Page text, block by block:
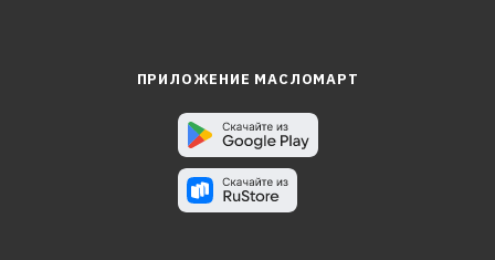
ПРИЛОЖЕНИЕ МАСЛОМАРТ